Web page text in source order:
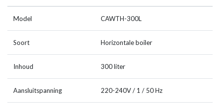
Model CAWTH-300L
Soort Horizontale boiler
Inhoud 300 liter
Aansluitspanning 220-240V / 1 / 50 Hz